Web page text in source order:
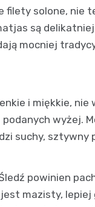
filety solone, nie
są
mocniej
i miękkie,
wyżej.
suchy, sztywny
powinien
mazisty,